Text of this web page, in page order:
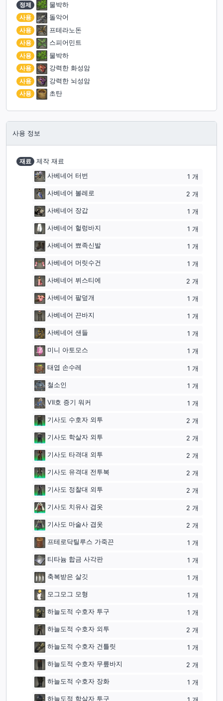
정제
물박하
사용
돌악어
사용
프테라노돈
사용
스피어민트
사용
물박하
사용
강력한 화성암
사용
강력한 뇌성암
사용
초탄
사용 정보
재료
제작 재료
사베네어 터번
1 개
사베네어 볼레로 2 개
사베네어 장갑 1 개
사베네어 헐렁바지 1 개
사베네어 뾰족신발 1 개
사베네어 머릿수건 1 개
사베네어 뷔스티에 2 개
사베네어 팔덮개 1 개
사베네어 끈바지 1 개
사베네어 샌들 1 개
미니 아토모스 1 개
태엽 손수레 1 개
철소인 1 개
VII호 증기 워커 1 개
기사도 수호자 외투 2 개
기사도 학살자 외투 2 개
기사도 타격대 외투 2 개
기사도 유격대 전투복 2 개
기사도 정찰대 외투 2 개
기사도 치유사 겹옷 2 개
기사도 마술사 겹옷 2 개
프테로닥틸루스 가죽끈 1 개
티타늄 합금 사각판 1 개
축복받은 살깃 1 개
모그모그 모형 1 개
하늘도적 수호자 투구 1 개
하늘도적 수호자 외투 2 개
하늘도적 수호자 건틀릿 1 개
하늘도적 수호자 무릎바지 2 개
하늘도적 수호자 장화 1 개
하늘도적 학살자 투구